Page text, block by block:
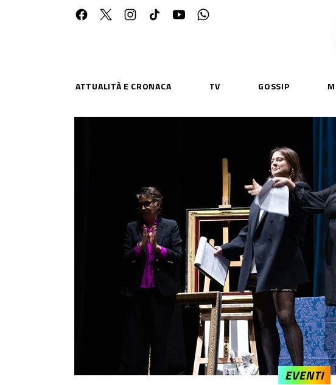
Chi Siamo
Contatti
RISORSE
Privacy
Policy
CONNETTITI
Trash Italiano
- Tutti i diritti riservati.
C.F./P.IVA 15477041006 - Capitale sociale €10.000,00 i.v.
ATTUALITÀ E CRONACA TV GOSSIP
EVENTI